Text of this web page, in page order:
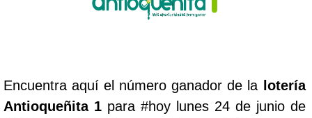
Lotería de Medellín
Lotería del Cauca
Encuentra aquí el número ganador de la
lotería
Antioqueñita 1para #hoy lunes 24 de junio de